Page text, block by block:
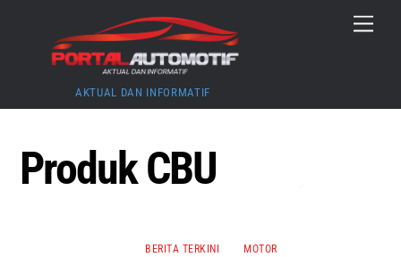
Menu
AKTUAL DAN INFORMATIF
Produk CBU
BERITA TERKINI MOTOR